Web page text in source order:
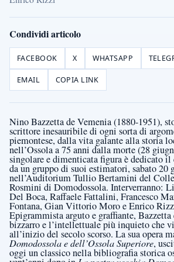
Condividi articolo
FACEBOOK X WHATSAPP
EMAIL COPIA LINK
Nino Bazzetta de Vemenia (1880-1951),
scrittore inesauribile di ogni sorta di
piemontese, dalla vita galante alla storia
nell’Ossola a 75 anni dalla morte (28
singolare e dimenticata figura è dedicato il
da un gruppo di suoi estimatori, sabato 20
nell’Auditorium Tullio Bertamini del
Rosmini di Domodossola. Interverranno:
Del Boca, Raffaele Fattalini, Francesco
Fontana, Gian Vittorio Moro e Enrico
Epigrammista arguto e graffiante,
bizzarro e l’intellettuale più inquieto che
all’inizio del secolo scorso. La sua opera
Domodossola e dell’Ossola Superiore,
oggi un classico nella bibliografia storica